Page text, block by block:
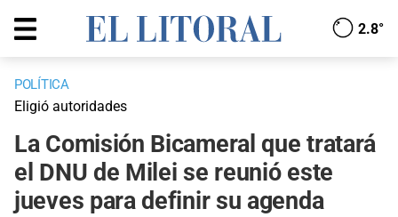
2.8°
POLÍTICA
Eligió autoridades
La Comisión Bicameral que tratará
el DNU de Milei se reunió este
jueves para definir su agenda